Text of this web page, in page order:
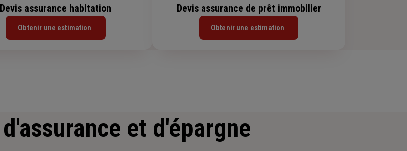
Devis assurance habitation
Obtenir une estimation
Devis assurance de prêt immobilier
Obtenir une estimation
d'assurance et d'épargne